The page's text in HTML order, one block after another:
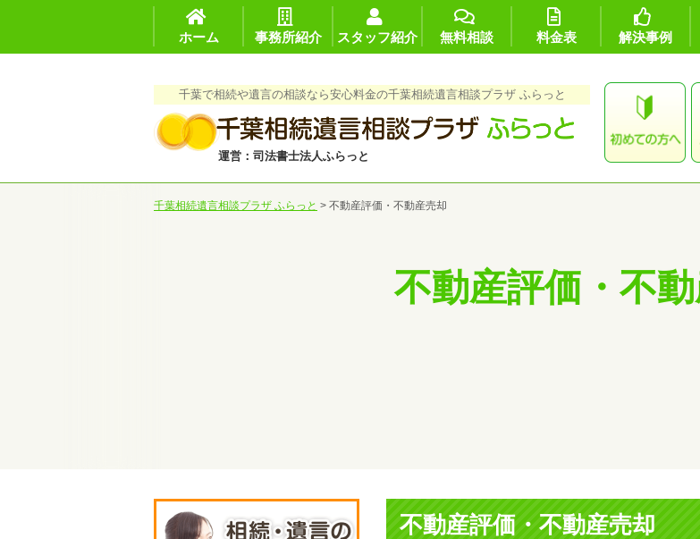
ホーム 事務所紹介 スタッフ紹介 無料相談 料金表 解決事例
千葉で相続や遺言の相談なら安心料金の千葉相続遺言相談プラザ ふらっと
運営：司法書士法人ふらっと
千葉相続遺言相談プラザ ふらっと > 不動産評価・不動産売却
不動産評価・不
不動産評価・不動産売却